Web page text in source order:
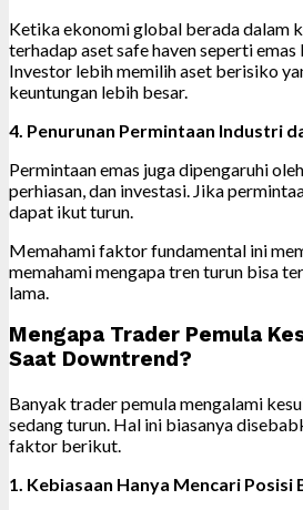
Ketika ekonomi global berada dalam
terhadap aset safe haven seperti emas
Investor lebih memilih aset berisiko
keuntungan lebih besar.
4. Penurunan Permintaan Industri
Permintaan emas juga dipengaruhi
perhiasan, dan investasi. Jika
dapat ikut turun.
Memahami faktor fundamental ini
memahami mengapa tren turun bisa
lama.
Mengapa Trader Pemula
Saat Downtrend?
Banyak trader pemula mengalami
sedang turun. Hal ini biasanya
faktor berikut.
1. Kebiasaan Hanya Mencari Posisi